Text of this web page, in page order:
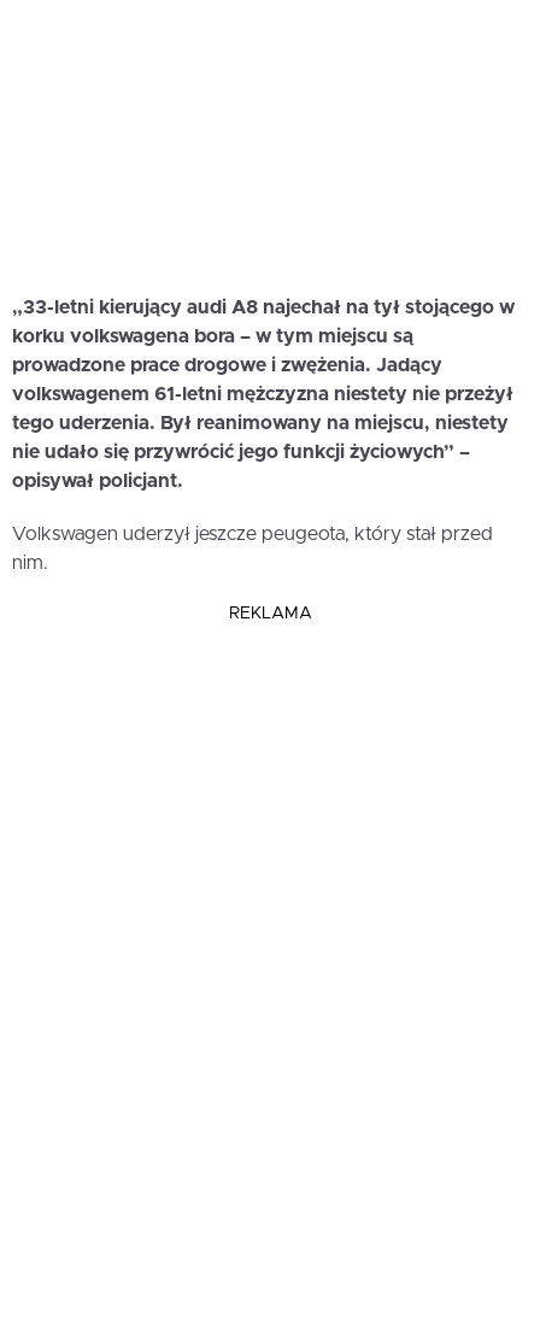
„33-letni kierujący audi A8 najechał na tył stojącego w
korku volkswagena bora – w tym miejscu są
prowadzone prace drogowe i zwężenia. Jadący
volkswagenem 61-letni mężczyzna niestety nie przeżył
tego uderzenia. Był reanimowany na miejscu, niestety
nie udało się przywrócić jego funkcji życiowych” –
opisywał policjant.
Volkswagen uderzył jeszcze peugeota, który stał przed
nim.
REKLAMA